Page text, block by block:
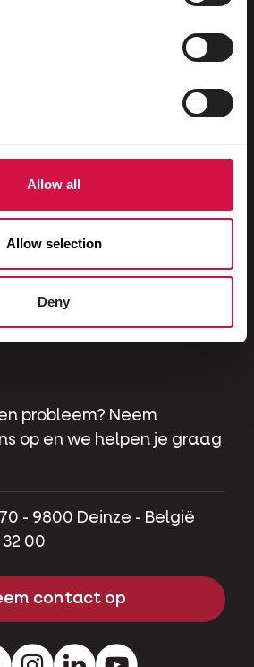
Allow all
Allow selection
Deny
probleem? Neem
op en we helpen je graag
- 9800 Deinze - België
32 00
contact op
InstagramLinkedInYoutube